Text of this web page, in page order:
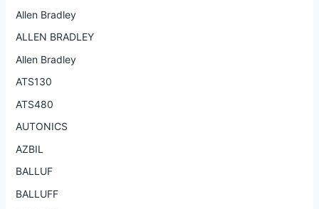
Allen Bradley
ALLEN BRADLEY
Allen Bradley
ATS130
ATS480
AUTONICS
AZBIL
BALLUF
BALLUFF